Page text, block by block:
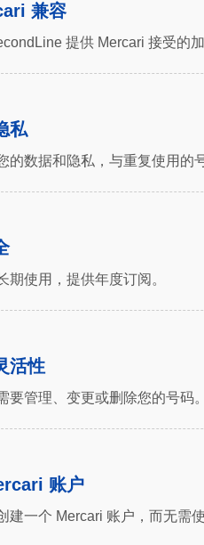
兼容
提供 Mercari 接受的
私
的数据和隐私，与重复使用的
期使用，提供年度订阅。
活性
要管理、变更或删除您的号码。
账户
建一个 Mercari 账户，而无需